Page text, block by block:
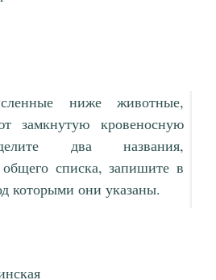
ниже животные,
замкнутую кровеносную
два названия,
списка, запишите в
которыми они указаны.